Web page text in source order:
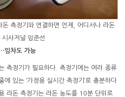
측정기와 연결하면 언제, 어디서나 라돈
사저널 임준선
임차도 가능
측정기가 필요하다. 측정기에는 여러 종류
있는 ‘가정용 실시간 측정기’로 충분하다
라돈 측정기는 라돈 농도를 10분 단위로